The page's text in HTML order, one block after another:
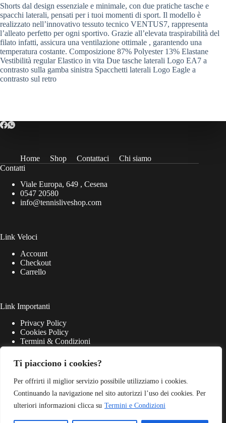
Ti piacciono i cookies?
Per offrirti il miglior servizio possibile utilizziamo i cookies.
Continuando la navigazione nel sito autorizzi l’uso dei cookies. Per
ulteriori informazioni clicca su Termini e Condizioni
Shorts dal design essenziale e minimale, con due pratiche tasche e
spacchi laterali, pensati per i tuoi momenti di sport. Il modello è
realizzato nell’innovativo tessuto tecnico VENTUS7, rappresenta
l’alleato perfetto per ogni sportivo. Grazie all’elevata traspirabilità del
filato infatti, assicura una ventilazione ottimale , garantendo una
temperatura costante. Composizione 87% Polyester 13% Elastane
Vestibilità regular Elastico in vita Due tasche laterali Logo EA7 a
contrasto sulla gamba sinistra Spacchetti laterali Logo Eagle a
contrasto sul retro
Home Shop Contattaci
Chi siamo
Contatti
Viale Europa, 649 , Cesena
0547 20580
info@tennisliveshop.com
Link Veloci
Account
Checkout
Carrello
Link Importanti
Privacy Policy
Cookies Policy
Termini & Condizioni